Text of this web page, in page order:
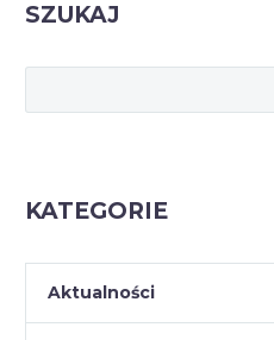
SZUKAJ
KATEGORIE
Aktualności